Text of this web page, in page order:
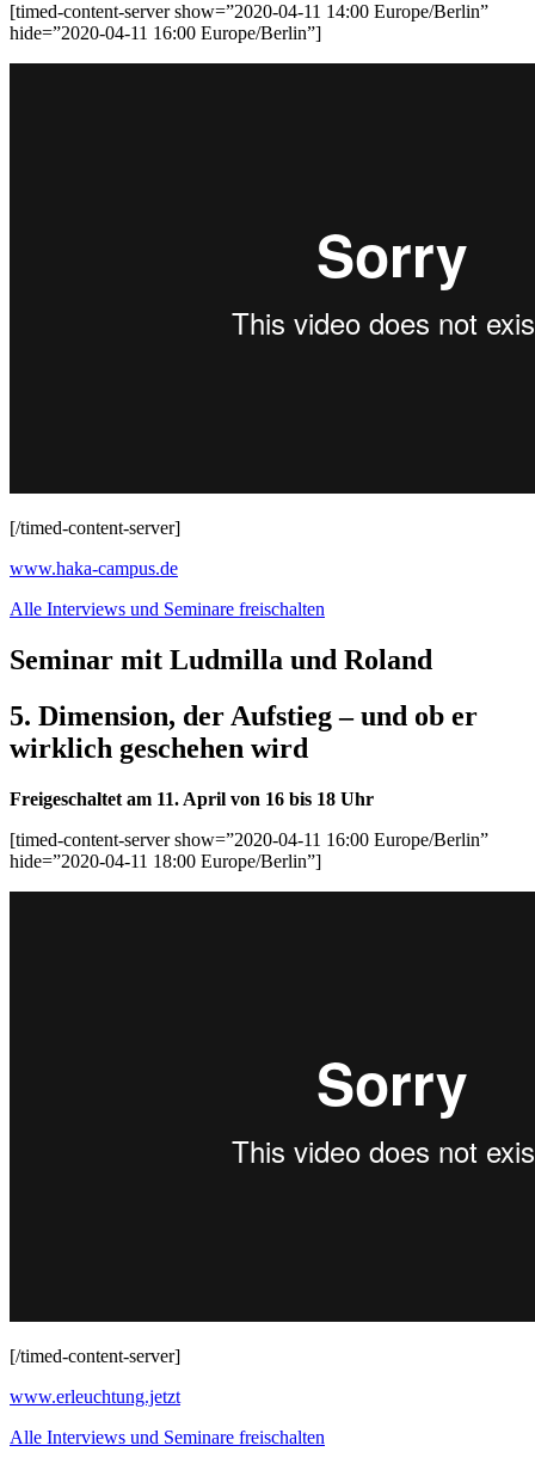
[timed-content-server show=”2020-04-11 14:00 Europe/Berlin”
hide=”2020-04-11 16:00 Europe/Berlin”]
[/timed-content-server]
www.haka-campus.de
Alle Interviews und Seminare freischalten
Seminar mit Ludmilla und Roland
5. Dimension, der Aufstieg – und ob er
wirklich geschehen wird
Freigeschaltet am 11. April von 16 bis 18 Uhr
[timed-content-server show=”2020-04-11 16:00 Europe/Berlin”
hide=”2020-04-11 18:00 Europe/Berlin”]
[/timed-content-server]
www.erleuchtung.jetzt
Alle Interviews und Seminare freischalten